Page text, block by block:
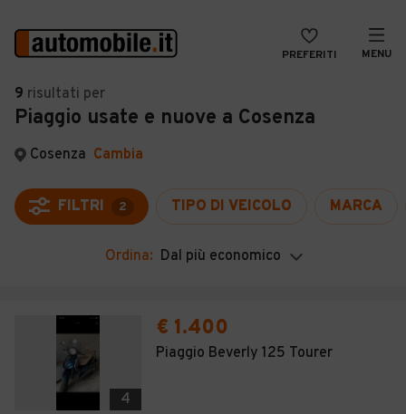
PREFERITI MENU
Auto
Auto usate
Auto Km 0
Auto Nuove
Noleggio a lungo termine
Moto
Camper
VENDI
MAGAZINE
ACCEDI
9 risultati per
Piaggio usate e nuove a Cosenza
Cosenza Cambia
FILTRI 2 TIPO DI VEICOLO MARCA
Ordina: Dal più economico
4
€ 1.400
Piaggio Beverly 125 Tourer